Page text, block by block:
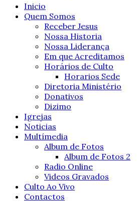
Inicio
Quem Somos
Receber Jesus
Nossa Historia
Nossa Liderança
Em que Acreditamos
Horários de Culto
Horarios Sede
Diretoria Ministério
Donativos
Dizimo
Igrejas
Noticias
Multímedia
Album de Fotos
Album de Fotos 2
Radio Online
Videos Gravados
Culto Ao Vivo
Contactos